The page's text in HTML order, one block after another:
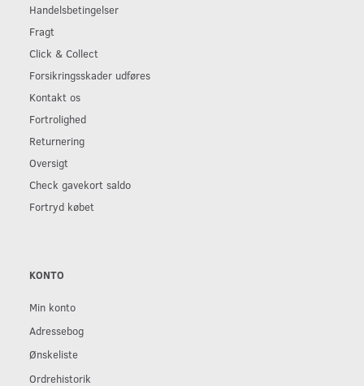
Handelsbetingelser
Fragt
Click & Collect
Forsikringsskader udføres
Kontakt os
Fortrolighed
Returnering
Oversigt
Check gavekort saldo
Fortryd købet
KONTO
Min konto
Adressebog
Ønskeliste
Ordrehistorik